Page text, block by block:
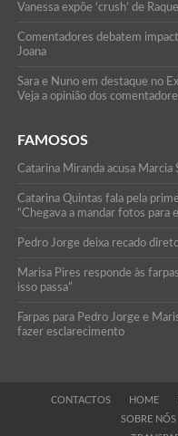
Vanessa expõe ‘crush’ de
Comentadores debatem
Joana
Sara e Nuno em destaque no
Veja a opinião dos
FAMOSOS
Catarina Miranda acusa Marcia
Catarina Quintas fala pela
“Chegava a mandar fotos para
Pedro Jorge deixa recado
Marisa Pires responde às
isso passa”
Farpas para Pedro Jorge e
fazer esclarecimento
CONTACTOS HOME
SOBRE NÓS